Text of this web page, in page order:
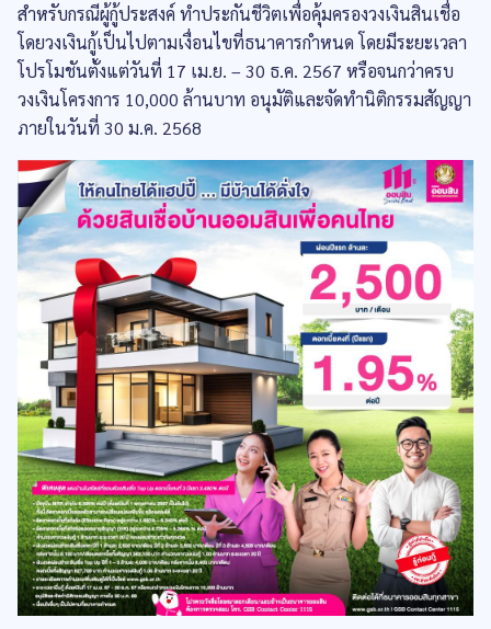
สำหรับกรณีผู้กู้ประสงค์ ทำประกันชีวิตเพื่อคุ้มครองวงเงินสินเชื่อ
โดยวงเงินกู้เป็นไปตามเงื่อนไขที่ธนาคารกำหนด โดยมีระยะเวลา
โปรโมชันตั้งแต่วันที่ 17 เม.ย. – 30 ธ.ค. 2567 หรือจนกว่าครบ
วงเงินโครงการ 10,000 ล้านบาท อนุมัติและจัดทำนิติกรรมสัญญา
ภายในวันที่ 30 ม.ค. 2568